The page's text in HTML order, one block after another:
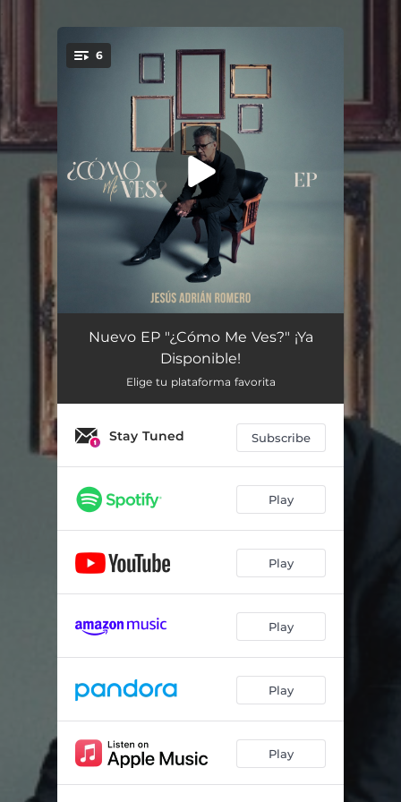
You're all set!
6
¿Cómo Me Ves? 03:03
Había Olvidado
Luna y Marea 03:49
Te Busqué 03:51
Bebo La Copa 03:08
Nuevo EP "¿Cómo Me Ves?" ¡Ya
Disponible!
Elige tu plataforma favorita
Stay Tuned Subscribe
Play
Play
Play
Play
Play